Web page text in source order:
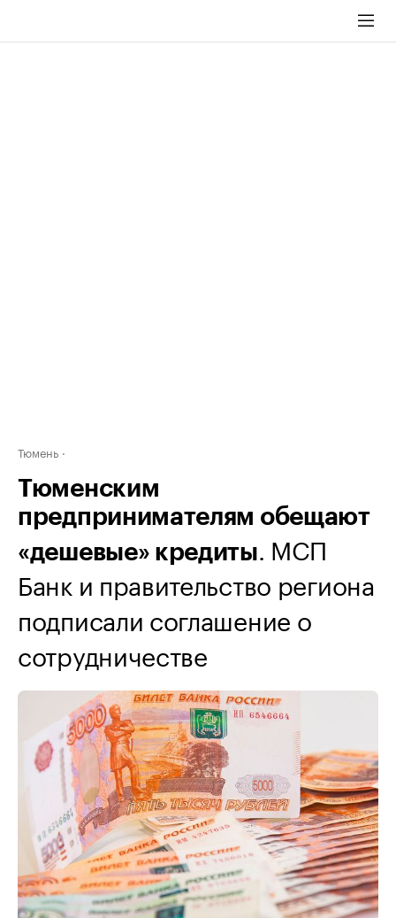
Тюмень
Тюменским
предпринимателям обещают
«дешевые» кредиты. МСП
Банк и правительство региона
подписали соглашение о
сотрудничестве